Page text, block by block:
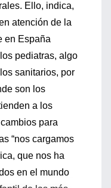
Ello, indica,
atención de la
en España
pediatras, algo
sanitarios, por
son los
a los
para
“nos cargamos
que nos ha
en el mundo